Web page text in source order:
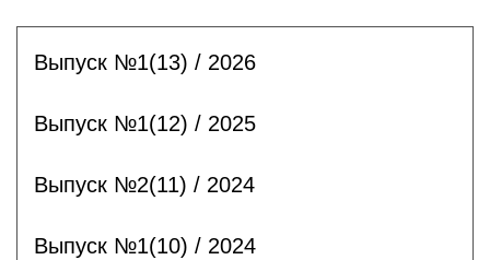
Выпуск №1(13) / 2026
Выпуск №1(12) / 2025
Выпуск №2(11) / 2024
Выпуск №1(10) / 2024